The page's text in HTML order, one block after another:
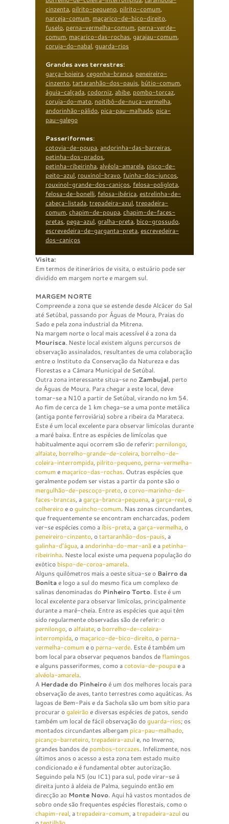
cinzenta, pilrito-pequeno, pilrito-comum,
narceja-comum, maçarico-de-bico-direito,
fuselo, perna-vermelha-comum, perna-verde-
comum, maçarico-das-rochas, garajau-comum,
coruja-do-nabal, guarda-rios
Grandes aves terrestres:
garça-boieira, cegonha-branca, peneireiro-
cinzento, tartaranhão-dos-pauis, bútio-comum,
águia-calçada, codorniz, abibe, pombo-torcaz,
coruja-do-mato, noitibó-de-nuca-vermelha,
andorinhão-pálido, pica-pau-malhado, pica-
pau-galego
Passeriformes:
cotovia-de-poupa, andorinha-das-barreiras,
petinha-dos-prados,
petinha-ribeirinha, alvéola-amarela, pisco-de-
peito-azul, rouxinol-bravo, fuinha-dos-juncos,
rouxinol-grande-dos-caniços, felosa-poliglota,
felosa-de-bonelli, felosa-ibérica, estrelinha-de-
cabeça-listada, trepadeira-azul, trepadeira-
comum, chapim-de-poupa, chapim-de-faces-
pretas, pega-azul, gralha-preta, bico-grossudo,
escrevedeira-de-garganta-preta, escrevedeira-
dos-caniços
Visita:
Em termos de itinerários de visita, o estuário pode ser
dividido em margem norte e margem sul.
MARGEM NORTE
Compreende a zona que se estende desde Alcácer do Sal
até Setúbal, passando por Águas de Moura, Praias do
Sado e pela zona industrial da Mitrena.
Na margem norte o local mais acessível é a zona da
Mourisca. Neste local existem alguns percursos de
observação assinalados, resultantes de uma colaboração
entre o Instituto da Conservação da Natureza e das
Florestas e a Câmara Municipal de Setúbal.
Outra zona interessante situa-se no Zambujal, perto
de Águas de Moura. Para chegar a este local, deve
tomar-se a N10 a partir de Setúbal, virando no km 54.
Ao fim de cerca de 1 km chega-se a uma ponte metálica
(antiga ponte ferroviária) sobre a ribeira da Marateca.
Este é um local excelente para observar limícolas durante
a maré baixa. Entre as espécies de limícolas que
habitualmente aqui ocorrem são de referir: pernilongo,
alfaiate, borrelho-grande-de-coleira, borrelho-de-
coleira-interrompida, pilrito-pequeno, perna-vermelha-
comum e maçarico-das-rochas. Outras espécies que
geralmente podem ser vistas a partir da ponte são o
mergulhão-de-pescoço-preto, ocorvo-marinho-de-
faces-brancas, agarça-branca-pequena, agarça-real, o
colhereiroe oguincho-comum. Nas zonas circundantes,
que frequentemente se encontram encharcadas, podem
ver-se espécies como aíbis-preta, agarça-vermelha, o
peneireiro-cinzento, otartaranhão-dos-pauis, a
galinha-d’água, aandorinha-do-mar-anãe a petinha-
ribeirinha. Neste local existe uma pequena população do
exótico bispo-de-coroa-amarela.
Alguns quilómetros mais a oeste situa-se o Bairro da
Bonitae logo a sul do mesmo fica um complexo de
salinas denominadas do Pinheiro Torto. Este é um
local excelente para observar limícolas, principalmente
durante a maré-cheia. Entre as espécies que aqui têm
sido regularmente observadas são de referir: o
pernilongo, oalfaiate, o borrelho-de-coleira-
interrompida, o maçarico-de-bico-direito, o perna-
vermelha-comum e o perna-verde. Este é também um
bom local para observar pequenos bandos deflamingos
e alguns passeriformes, como acotovia-de-poupae a
alvéola-amarela.
A Herdade do Pinheiroé um dos melhores locais para
observação de aves, tanto terrestres como aquáticas. As
lagoas de Bem-Pais e da Sachola são um bom sítio para
procurar ogaleirãoe diversas espécies de patos, sendo
também um local de fácil observação doguarda-rios; os
montados circundantes albergam pica-pau-malhado,
picanço-barreteiro, trepadeira-azule, no Inverno,
grandes bandos de pombos-torcazes. Infelizmente, nos
últimos anos o acesso a esta zona tem estado muito
condicionado e é fundamental obter autorização.
Seguindo pela N5 (ou IC1) para sul, pode virar-se à
direita junto à aldeia de Palma, seguindo então em
direcção ao Monte Novo. Aqui há vastos montados de
sobro onde são frequentes espécies florestais, como o
chapim-real, atrepadeira-comum, atrepadeira-azulou